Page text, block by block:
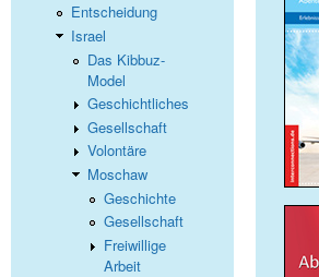
Entscheidung
Israel
Das Kibbuz-
Model
Geschichtliches
Gesellschaft
Volontäre
Moschaw
Geschichte
Gesellschaft
Freiwillige
Arbeit